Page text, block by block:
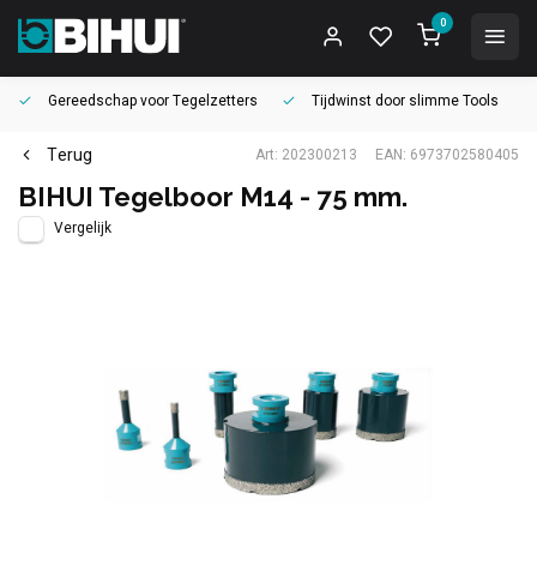
0
Gereedschap voorTegelzetters Tijdwinst door slimme Tools
Terug Art: 202300213 EAN: 6973702580405
BIHUI Tegelboor M14 - 75 mm.
Vergelijk